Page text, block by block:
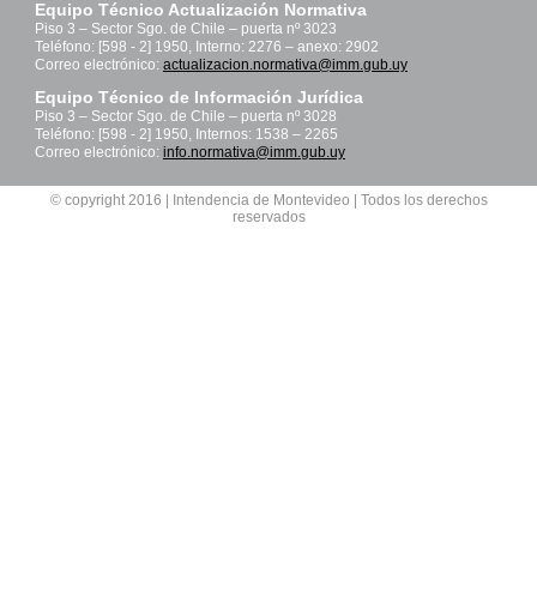
Equipo Técnico Actualización Normativa
Piso 3 – Sector Sgo. de Chile – puerta nº 3023
Teléfono: [598 - 2] 1950, Interno: 2276 – anexo: 2902
Correo electrónico: actualizacion.normativa@imm.gub.uy
Equipo Técnico de Información Jurídica
Piso 3 – Sector Sgo. de Chile – puerta nº 3028
Teléfono: [598 - 2] 1950, Internos: 1538 – 2265
Correo electrónico: info.normativa@imm.gub.uy
© copyright 2016 | Intendencia de Montevideo | Todos los derechos
reservados